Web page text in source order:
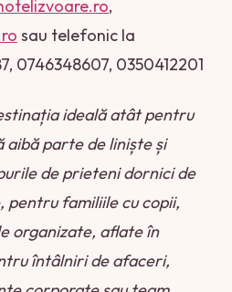
,
sau telefonic la
0746348607, 0350412201
ideală atât pentru
aibă parte de liniște și
de prieteni dornici de
pentru familiile cu copii,
organizate, aflate în
întâlniri de afaceri,